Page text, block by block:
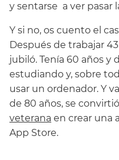
y sentarse a ver pasar
Y si no, os cuento el
Después de trabajar
jubiló. Tenía 60 años y
estudiando y, sobre
usar un ordenador. Y
de 80 años, se
veterana en crear una
App Store.